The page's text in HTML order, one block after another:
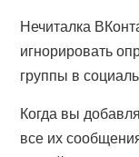
Нечиталка
игнорировать
группы в
Когда вы
все их